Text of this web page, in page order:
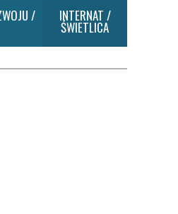
/ INTERNAT /
ŚWIETLICA